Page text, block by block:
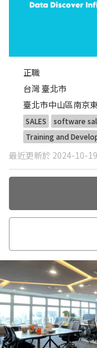
正職
台灣 臺北市
臺北市中山區南京
SALES software
Training and
最近更新於 2024-10-19